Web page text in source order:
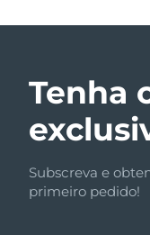
Tenha
Subscreva e
primeiro pedido!